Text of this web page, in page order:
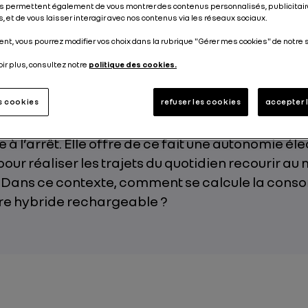
Publié le09.04.2020
hybrides rechargeables appelées aussi PHEV
Vehicle) disposent d’une batterie grande
à l’arrêt. Elle offre de ce fait une autonomie
réaliser les trajets du quotidien recourir au
ce contexte, comment se calcule la
hybride rechargeable ?
permettent également de vous montrer des contenus personnalisés,
et de vous laisser interagir avec nos contenus via les réseaux sociaux.
vous pourrez modifier vos choix dans la rubrique "Gérer mes cookies" de notre
plus, consultez notre politique des cookies.
refuser les cookies accepter
cookies